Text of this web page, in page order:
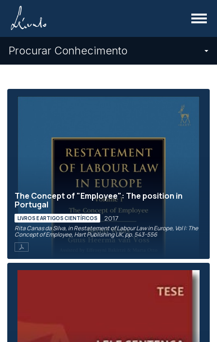
Menu
Procurar Conhecimento
The Concept of "Employee": The position in
Portugal
LIVROS E ARTIGOS CIENTÍFICOS 2017
Rita Canas da Silva, in Restatement of Labour Law in Europe, Vol I: The
Concept of Employee, Hart Publishing UK, pp. 543-556